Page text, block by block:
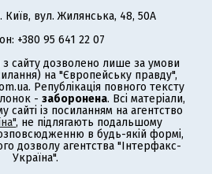
Київ, вул. Жилянська, 48, 50А
+380 95 641 22 07
сайту дозволено лише за умови
на "Європейську правду",
Републікація повного тексту
- заборонена. Всі матеріали,
сайті із посиланням на агентство
, не підлягають подальшому
в будь-якій формі,
дозволу агентства "Інтерфакс-
Україна".